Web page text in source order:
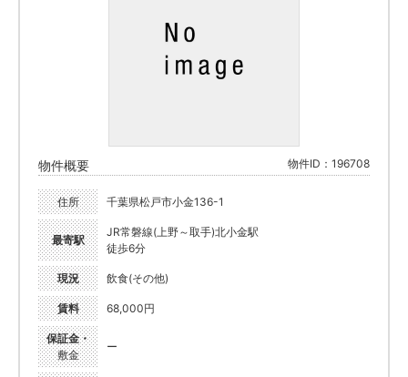
物件概要 物件ID：196708
住所 千葉県松戸市小金136-1
最寄駅
JR常磐線(上野～取手)北小金駅
徒歩6分
現況 飲食(その他)
賃料 68,000円
保証金・
敷金
ー